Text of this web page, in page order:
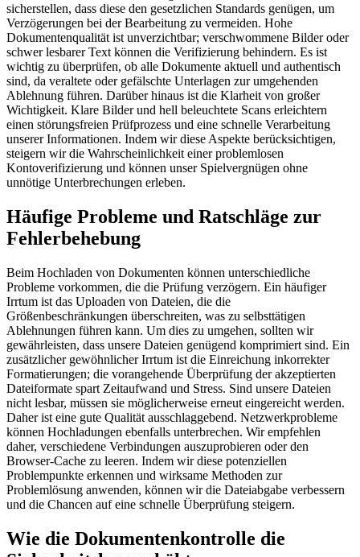
sicherstellen, dass diese den gesetzlichen Standards genügen, um
Verzögerungen bei der Bearbeitung zu vermeiden. Hohe
Dokumentenqualität ist unverzichtbar; verschwommene Bilder oder
schwer lesbarer Text können die Verifizierung behindern. Es ist
wichtig zu überprüfen, ob alle Dokumente aktuell und authentisch
sind, da veraltete oder gefälschte Unterlagen zur umgehenden
Ablehnung führen. Darüber hinaus ist die Klarheit von großer
Wichtigkeit. Klare Bilder und hell beleuchtete Scans erleichtern
einen störungsfreien Prüfprozess und eine schnelle Verarbeitung
unserer Informationen. Indem wir diese Aspekte berücksichtigen,
steigern wir die Wahrscheinlichkeit einer problemlosen
Kontoverifizierung und können unser Spielvergnügen ohne
unnötige Unterbrechungen erleben.
Häufige Probleme und Ratschläge zur
Fehlerbehebung
Beim Hochladen von Dokumenten können unterschiedliche
Probleme vorkommen, die die Prüfung verzögern. Ein häufiger
Irrtum ist das Uploaden von Dateien, die die
Größenbeschränkungen überschreiten, was zu selbsttätigen
Ablehnungen führen kann. Um dies zu umgehen, sollten wir
gewährleisten, dass unsere Dateien genügend komprimiert sind. Ein
zusätzlicher gewöhnlicher Irrtum ist die Einreichung inkorrekter
Formatierungen; die vorangehende Überprüfung der akzeptierten
Dateiformate spart Zeitaufwand und Stress. Sind unsere Dateien
nicht lesbar, müssen sie möglicherweise erneut eingereicht werden.
Daher ist eine gute Qualität ausschlaggebend. Netzwerkprobleme
können Hochladungen ebenfalls unterbrechen. Wir empfehlen
daher, verschiedene Verbindungen auszuprobieren oder den
Browser-Cache zu leeren. Indem wir diese potenziellen
Problempunkte erkennen und wirksame Methoden zur
Problemlösung anwenden, können wir die Dateiabgabe verbessern
und die Chancen auf eine schnelle Überprüfung steigern.
Wie die Dokumentenkontrolle die